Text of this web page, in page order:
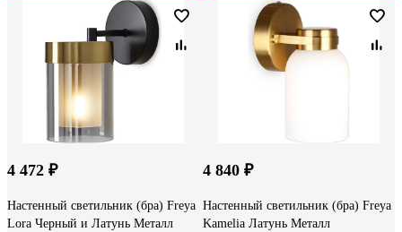
4 472 ₽
Настенный светильник (бра) Freya
Lora Черный и Латунь Металл
4 840 ₽
Настенный светильник (бра) Freya
Kamelia Латунь Металл